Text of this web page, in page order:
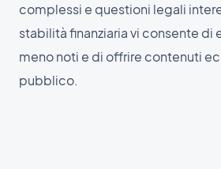
complessi e questioni legali
stabilità finanziaria vi consente di
meno noti e di offrire contenuti
pubblico.